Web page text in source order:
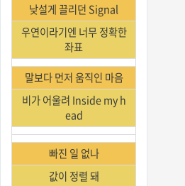
낮설게 끌리던 Signal
우연이라기엔 너무 정확한
좌표
말보다 먼저 움직인 마음
비가 어울려 Inside my h
ead
빠진 일 없나
값이 정렬 돼